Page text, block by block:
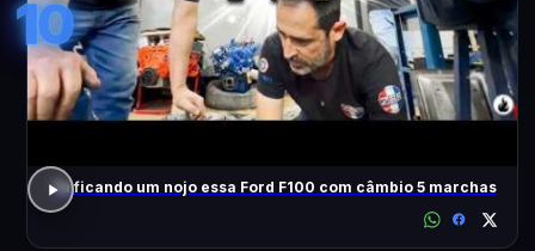
10
Tá ficando um nojo essa Ford F100 com câmbio 5 marchas